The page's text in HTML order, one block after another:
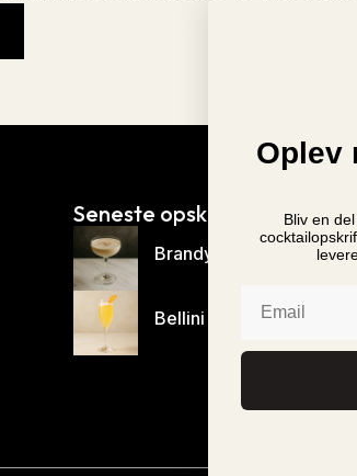
Seneste opskrifter
Brandy Alexander
Bellini
Oplev
Bliv en